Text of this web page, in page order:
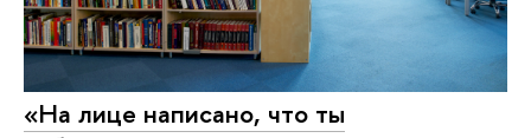
«На лице написано, что ты